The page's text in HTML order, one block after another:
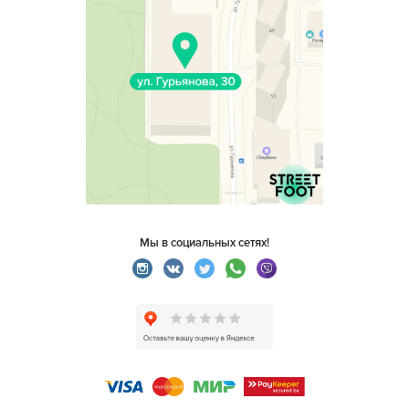
Мы в социальных сетях!